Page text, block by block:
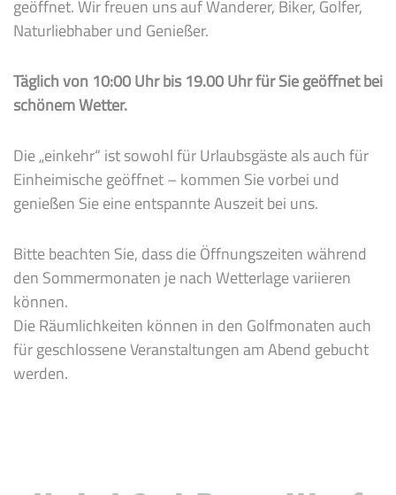
geöffnet. Wir freuen uns auf Wanderer, Biker, Golfer,
Naturliebhaber und Genießer.
Täglich von 10:00 Uhr bis 19.00 Uhr für Sie geöffnet bei
schönem Wetter.
Die „einkehr“ ist sowohl für Urlaubsgäste als auch für
Einheimische geöffnet – kommen Sie vorbei und
genießen Sie eine entspannte Auszeit bei uns.
Bitte beachten Sie, dass die Öffnungszeiten während
den Sommermonaten je nach Wetterlage variieren
können.
Die Räumlichkeiten können in den Golfmonaten auch
für geschlossene Veranstaltungen am Abend gebucht
werden.